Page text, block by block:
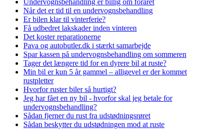
Når det er tid til en undervognsbehandling
Er bilen klar til vinterferie?
Få udbedret lakskader inden vinteren
Det koster reparationerne
Pava og autobutler.dk i stærkt samarbejde
Spar kassen på undervognsbehandling om sommeren
Tager det længere tid for en dyrere bil at ruste?
Min bil er kun 5 år gammel – alligevel er der kommet
rustpletter
Hvorfor ruster biler så hurtigt?
Jeg har fået en ny bil - hvorfor skal jeg betale for
undervognsbehandling?
Sådan fjerner du rust fra udstødningsrøret
Sådan beskytter du udstødningen mod at ruste